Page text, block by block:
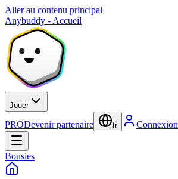
Aller au contenu principal
Anybuddy - Accueil
Jouer
PRODevenir partenaire fr Connexion
Bousies